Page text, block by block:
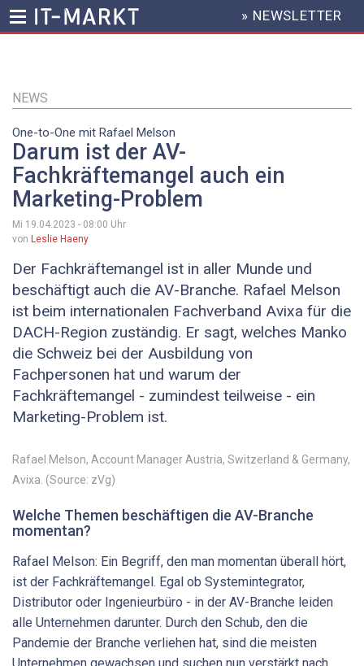
Inhalt
HEADER
MENU
» NEWSLETTER
NEWS
One-to-One mit Rafael Melson
Darum ist der AV-
Fachkräftemangel auch ein
Marketing-Problem
Mi 19.04.2023 - 08:00 Uhr
von Leslie Haeny
Der Fachkräftemangel ist in aller Munde und
beschäftigt auch die AV-Branche. Rafael Melson
ist beim internationalen Fachverband Avixa für die
DACH-Region zuständig. Er sagt, welches Manko
die Schweiz bei der Ausbildung von
Fachpersonen hat und warum der
Fachkräftemangel - zumindest teilweise - ein
Marketing-Problem ist.
Rafael Melson, Account Manager Austria, Switzerland & Germany,
Avixa. (Source: zVg)
Welche Themen beschäftigen die AV-Branche
momentan?
Rafael Melson: Ein Begriff, den man momentan überall hört,
ist der Fachkräftemangel. Egal ob Systemintegrator,
Distributor oder Ingenieurbüro - in der AV-Branche leiden
alle Unternehmen darunter. Durch den Schub, den die
Pandemie der Branche verliehen hat, sind die meisten
Unternehmen gewachsen und suchen nun verstärkt nach